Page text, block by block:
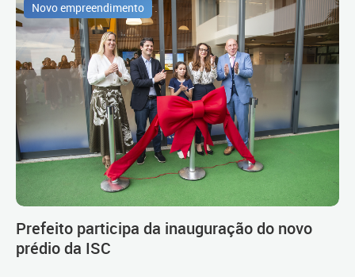
Novo empreendimento
Prefeito participa da inauguração do novo
prédio da ISC